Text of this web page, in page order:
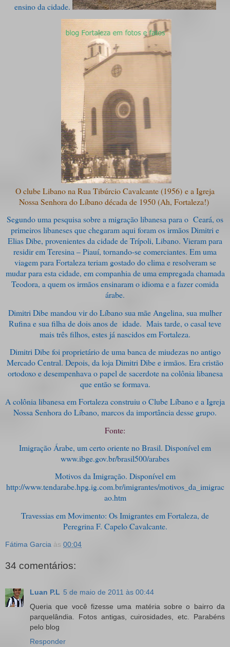
ensino da cidade.
O clube Libano na Rua Tibúrcio Cavalcante (1956) e a Igreja
Nossa Senhora do Líbano década de 1950 (Ah, Fortaleza!)
Segundo uma pesquisa sobre a migração libanesa para o Ceará, os
primeiros libaneses que chegaram aqui foram os irmãos Dimitri e
Elias Dibe, provenientes da cidade de Trípoli, Libano. Vieram para
residir em Teresina – Piauí, tornando-se comerciantes. Em uma
viagem para Fortaleza teriam gostado do clima e resolveram se
mudar para esta cidade, em companhia de uma empregada chamada
Teodora, a quem os irmãos ensinaram o idioma e a fazer comida
árabe.
Dimitri Dibe mandou vir do Líbano sua mãe Angelina, sua mulher
Rufina e sua filha de dois anos de idade. Mais tarde, o casal teve
mais três filhos, estes já nascidos em Fortaleza.
Dimitri Dibe foi proprietário de uma banca de miudezas no antigo
Mercado Central. Depois, da loja Dimitri Dibe e irmãos. Era cristão
ortodoxo e desempenhava o papel de sacerdote na colônia libanesa
que então se formava.
A colônia libanesa em Fortaleza construiu o Clube Líbano e a Igreja
Nossa Senhora do Líbano, marcos da importância desse grupo.
Fonte:
Imigração Árabe, um certo oriente no Brasil. Disponível em
www.ibge.gov.br/brasil500/arabes
Motivos da Imigração. Disponível em
http://www.tendarabe.hpg.ig.com.br/imigrantes/motivos_da_imigrac
ao.htm
Travessias em Movimento: Os Imigrantes em Fortaleza, de
Peregrina F. Capelo Cavalcante.
Fátima Garcia às 00:04
34 comentários:
Luan P.L 5 de maio de 2011 às 00:44
Queria que você fizesse uma matéria sobre o bairro da
parquelândia. Fotos antigas, cuirosidades, etc. Parabéns
pelo blog
Responder